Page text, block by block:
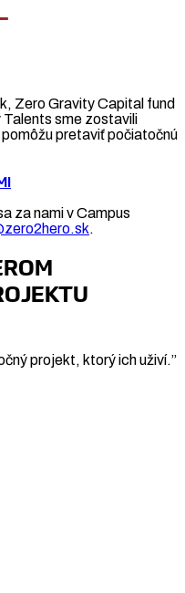
Zero Gravity Capital fund
sme zostavili
pretaviť počiatočnú
za nami v Campus
.
projekt, ktorý ich uživí.”